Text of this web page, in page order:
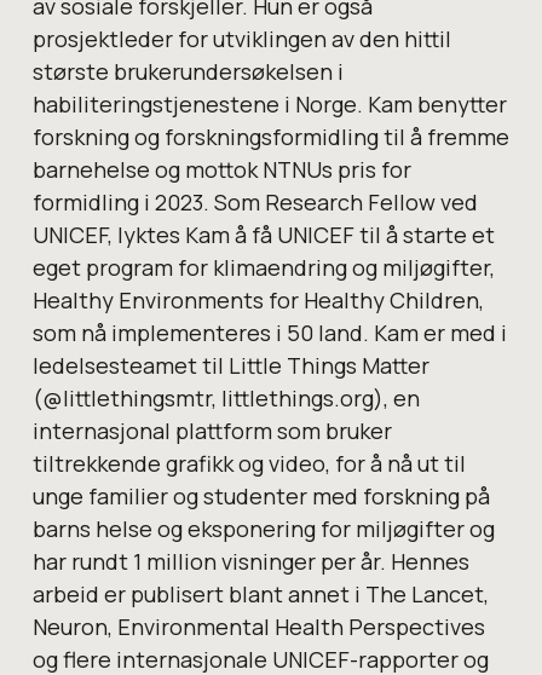
av sosiale forskjeller. Hun er også
prosjektleder for utviklingen av den hittil
største brukerundersøkelsen i
habiliteringstjenestene i Norge. Kam benytter
forskning og forskningsformidling til å fremme
barnehelse og mottok NTNUs pris for
formidling i 2023. Som Research Fellow ved
UNICEF, lyktes Kam å få UNICEF til å starte et
eget program for klimaendring og miljøgifter,
Healthy Environments for Healthy Children,
som nå implementeres i 50 land. Kam er med i
ledelsesteamet til Little Things Matter
(@littlethingsmtr, littlethings.org), en
internasjonal plattform som bruker
tiltrekkende grafikk og video, for å nå ut til
unge familier og studenter med forskning på
barns helse og eksponering for miljøgifter og
har rundt 1 million visninger per år. Hennes
arbeid er publisert blant annet i The Lancet,
Neuron, Environmental Health Perspectives
og flere internasjonale UNICEF-rapporter og